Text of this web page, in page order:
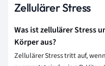
Zellulärer Stress
Was ist zellulärer Stress
Körper aus?
Zellulärer Stress tritt auf,